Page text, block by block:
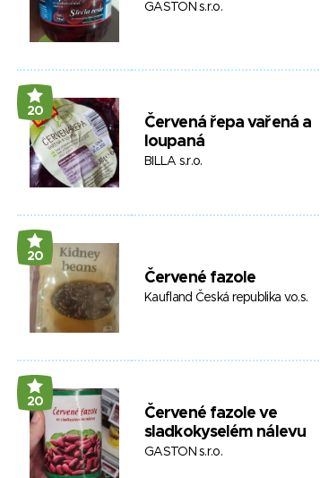
GASTON s.r.o.
20
Červená řepa vařená a
loupaná
BILLA s.r.o.
20
Červené fazole
Kaufland Česká republika v.o.s.
20
Červené fazole ve
sladkokyselém nálevu
GASTON s.r.o.